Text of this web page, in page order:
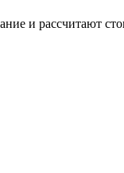
и рассчитают